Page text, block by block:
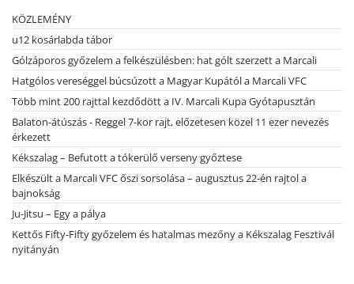
KÖZLEMÉNY
u12 kosárlabda tábor
Gólzáporos győzelem a felkészülésben: hat gólt szerzett a Marcali
Hatgólos vereséggel búcsúzott a Magyar Kupától a Marcali VFC
Több mint 200 rajttal kezdődött a IV. Marcali Kupa Gyótapusztán
Balaton-átúszás - Reggel 7-kor rajt, előzetesen közel 11 ezer nevezés
érkezett
Kékszalag – Befutott a tókerülő verseny győztese
Elkészült a Marcali VFC őszi sorsolása – augusztus 22-én rajtol a
bajnokság
Ju-Jitsu – Egy a pálya
Kettős Fifty-Fifty győzelem és hatalmas mezőny a Kékszalag Fesztivál
nyitányán